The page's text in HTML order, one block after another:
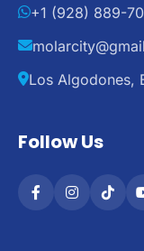
+1 (928) 889-
Los Algodones,
Follow Us